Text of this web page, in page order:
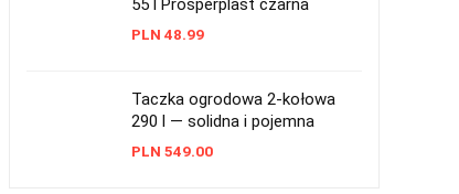
55 l Prosperplast czarna
PLN 48.99
Taczka ogrodowa 2-kołowa
290 l — solidna i pojemna
PLN 549.00